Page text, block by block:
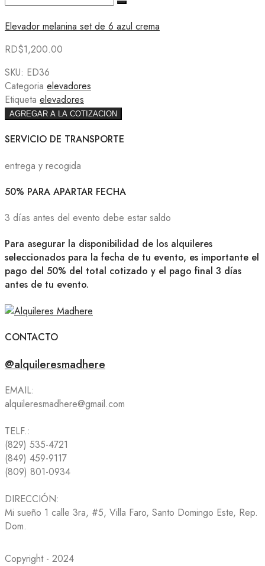
Elevador melanina set de 6 azul crema
RD$1,200.00
SKU: ED36
Categoria elevadores
Etiqueta elevadores
AGREGAR A LA COTIZACION
SERVICIO DE TRANSPORTE
entrega y recogida
50% PARA APARTAR FECHA
3 días antes del evento debe estar saldo
Para asegurar la disponibilidad de los alquileres
seleccionados para la fecha de tu evento, es importante el
pago del 50% del total cotizado y el pago final 3 días
antes de tu evento.
CONTACTO
@alquileresmadhere
EMAIL:
alquileresmadhere@gmail.com
TELF.:
(829) 535-4721
(849) 459-9117
(809) 801-0934
DIRECCIÓN:
Mi sueño 1 calle 3ra, #5, Villa Faro, Santo Domingo Este, Rep.
Dom.
Copyright - 2024